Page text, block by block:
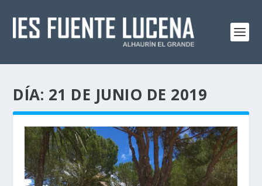
DÍA: 21 DE JUNIO DE 2019